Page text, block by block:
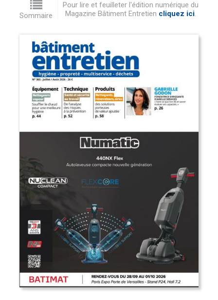
Sommaire
Pour lire et feuilleter l'édition numérique du
Magazine Bâtiment Entretien cliquez ici.